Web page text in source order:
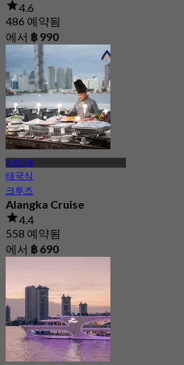
4.6
486 예약됨
에서 ฿ 990
차른끄룽
태국식
크루즈
Alangka Cruise
4.4
558 예약됨
에서 ฿ 690